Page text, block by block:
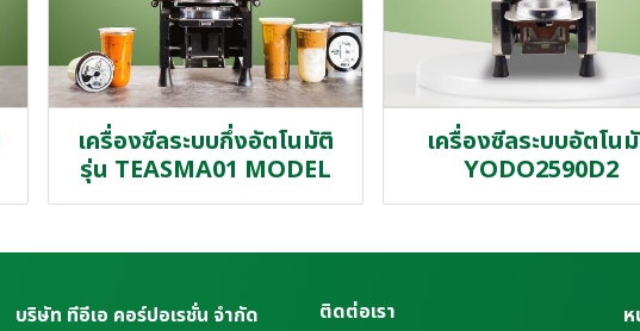
เครื่องซีลระบบกึ่งอัตโนมัติ
รุ่น TEASMA01 MODEL
เครื่องซีลระบบอัตโน
YODO2590D2
บริษัท ทีอีเอ คอร์ปอเรชั่น จำกัด
ติดต่อเรา